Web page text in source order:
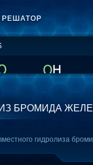
РЕШАТОР
БРОМИДА
гидролиза